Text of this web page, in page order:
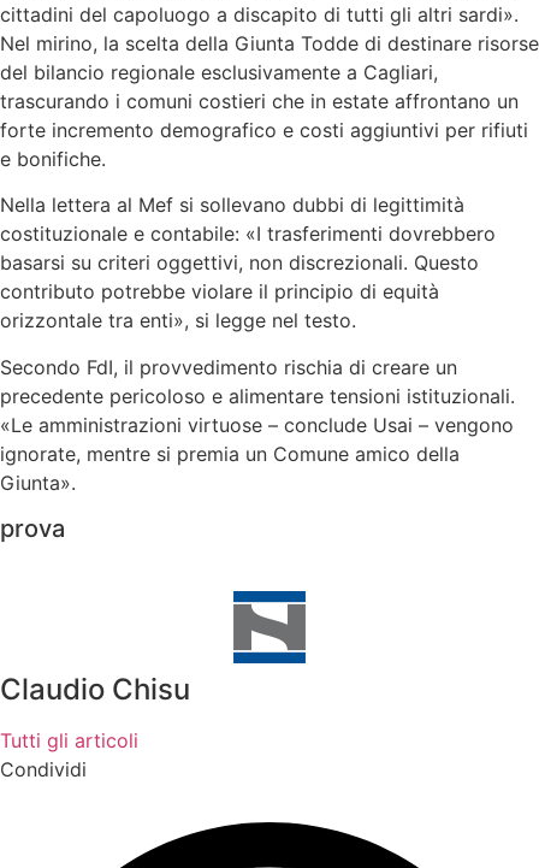
cittadini del capoluogo a discapito di tutti gli altri sardi».
Nel mirino, la scelta della Giunta Todde di destinare risorse
del bilancio regionale esclusivamente a Cagliari,
trascurando i comuni costieri che in estate affrontano un
forte incremento demografico e costi aggiuntivi per rifiuti
e bonifiche.
Nella lettera al Mef si sollevano dubbi di legittimità
costituzionale e contabile: «I trasferimenti dovrebbero
basarsi su criteri oggettivi, non discrezionali. Questo
contributo potrebbe violare il principio di equità
orizzontale tra enti», si legge nel testo.
Secondo FdI, il provvedimento rischia di creare un
precedente pericoloso e alimentare tensioni istituzionali.
«Le amministrazioni virtuose – conclude Usai – vengono
ignorate, mentre si premia un Comune amico della
Giunta».
prova
Claudio Chisu
Tutti gli articoli
Condividi